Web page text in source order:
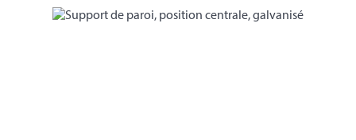
Skip image gallery